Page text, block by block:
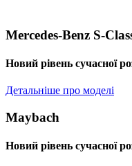
Mercedes-Benz S-
Новий рівень сучасної
Детальніше про моделі
Maybach
Новий рівень сучасної